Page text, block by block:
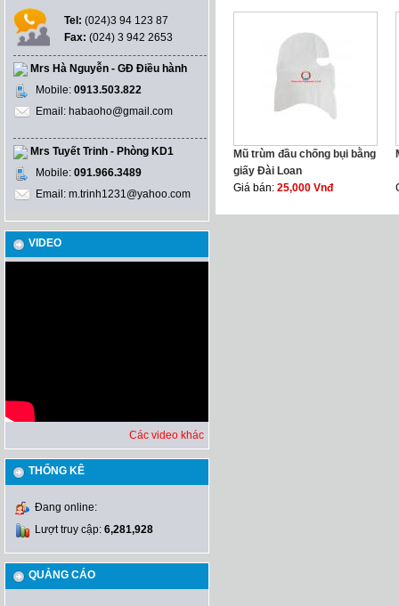
Tel: (024)3 94 123 87
Fax: (024) 3 942 2653
Mrs Hà Nguyễn - GĐ Điều hành
Mobile: 0913.503.822
Email: habaoho@gmail.com
Mrs Tuyết Trinh - Phòng KD1
Mobile: 091.966.3489
Email: m.trinh1231@yahoo.com
VIDEO
Các video khác
THỐNG KÊ
Đang online:
Lượt truy cập: 6,281,928
QUẢNG CÁO
Mũ trùm đầu chống bụi bằng
giấy Đài Loan
Giá bán: 25,000 Vnđ